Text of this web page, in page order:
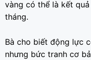
vàng có thể là kết
tháng.
Bà cho biết động lực
nhưng bức tranh cơ